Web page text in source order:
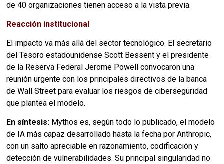
de 40 organizaciones tienen acceso a la vista previa.
Reacción institucional
El impacto va más allá del sector tecnológico. El secretario
del Tesoro estadounidense Scott Bessent y el presidente
de la Reserva Federal Jerome Powell convocaron una
reunión urgente con los principales directivos de la banca
de Wall Street para evaluar los riesgos de ciberseguridad
que plantea el modelo.
En síntesis: Mythos es, según todo lo publicado, el modelo
de IA más capaz desarrollado hasta la fecha por Anthropic,
con un salto apreciable en razonamiento, codificación y
detección de vulnerabilidades. Su principal singularidad no